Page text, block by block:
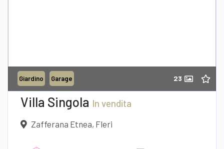
Desidero Visionare L'Immobile
Giardino Garage 23
Villa Singola In vendita
Zafferana Etnea, Fleri